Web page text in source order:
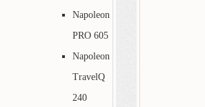
Napoleon
PRO 605
Napoleon
TravelQ
240